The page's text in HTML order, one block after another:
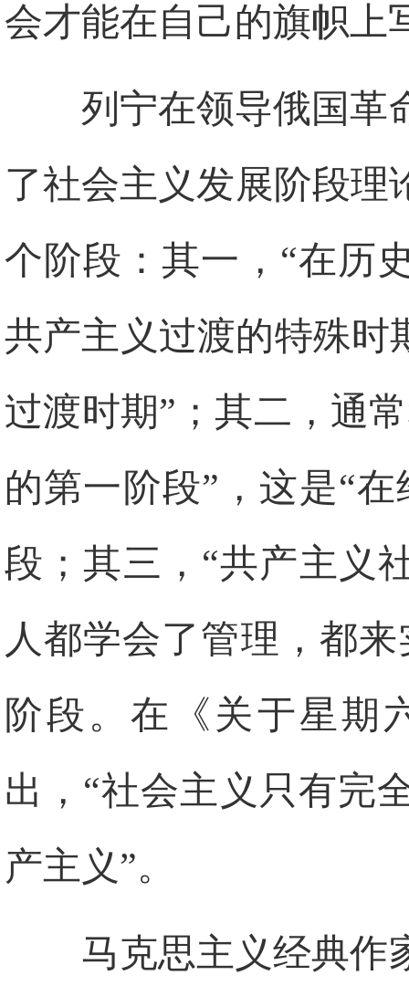
会才能在自己的旗帜上
列宁在领导俄国革
了社会主义发展阶段理
个阶段：其一，“在历
共产主义过渡的特殊时
过渡时期”；其二，通
的第一阶段”，这是“
段；其三，“共产主义
人都学会了管理，都
阶段。在《关于星期
出，“社会主义只有完
产主义”。
马克思主义经典作